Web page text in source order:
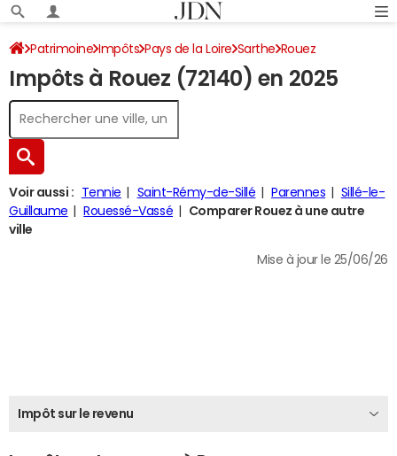
Patrimoine Impôts Pays de la Loire Sarthe Rouez
Impôt sur le revenu
Impôts à Rouez (72140) en 2025
Voir aussi : Tennie Saint-Rémy-de-Sillé Parennes
Sillé-le-
Guillaume
Rouessé-Vassé
Comparer Rouez à une autre
ville
Mise à jour le 25/06/26
Impôt sur le revenu